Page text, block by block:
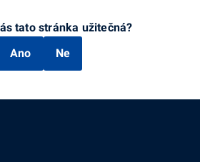
tato stránka užitečná?
Ano
Ne